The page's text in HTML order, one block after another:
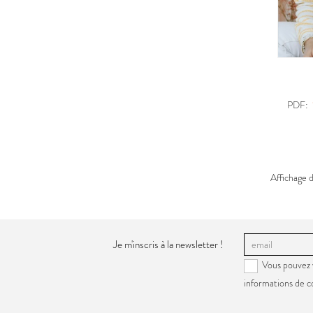
PDF:
Affichage
Je m'inscris à la newsletter !
Vous
informations de